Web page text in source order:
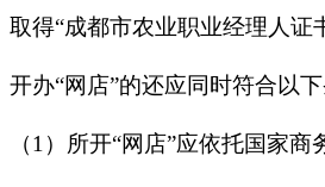
取得“成都市农业职业经理人证
开办“网店”的还应同时符合以下
（1）所开“网店”应依托国家